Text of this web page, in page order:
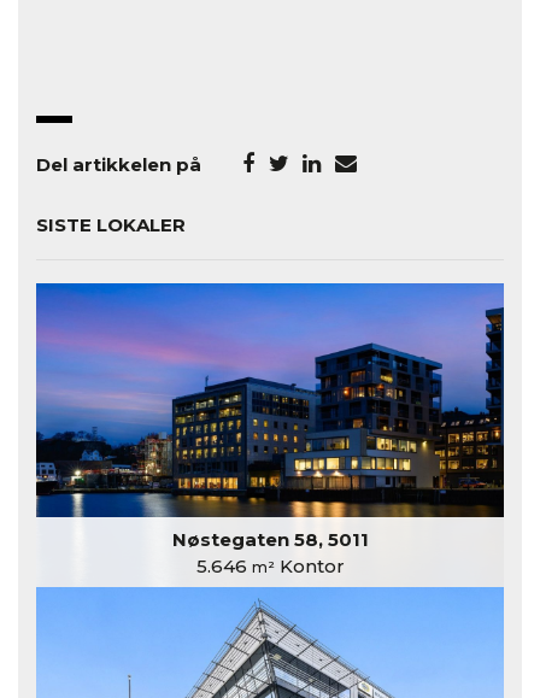
Del artikkelen på
SISTE LOKALER
Nøstegaten 58, 5011
5.646 m²Kontor